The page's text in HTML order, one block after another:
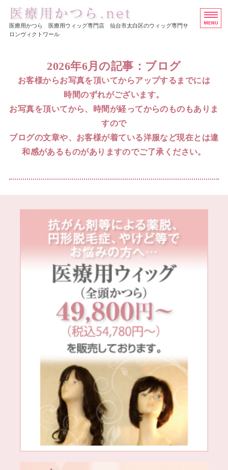
医療用ウイッグ・かつ
医療用かつら 医療用ウィッグ専門店 仙台市太白区のウィッグ専門サ
ロンヴィクトワール
ヘアスタイル集
医療用かつらの価格
お問い合わせ
2026年6月の記事：ブログ
お客様からお写真を頂いてからアップするまでには
時間のずれがございます。
お写真を頂いてから、時間が経ってからのものもありま
すので
ブログの文章や、お客様が着ている洋服など現在とは違
和感があるものがありますのでご了承ください。